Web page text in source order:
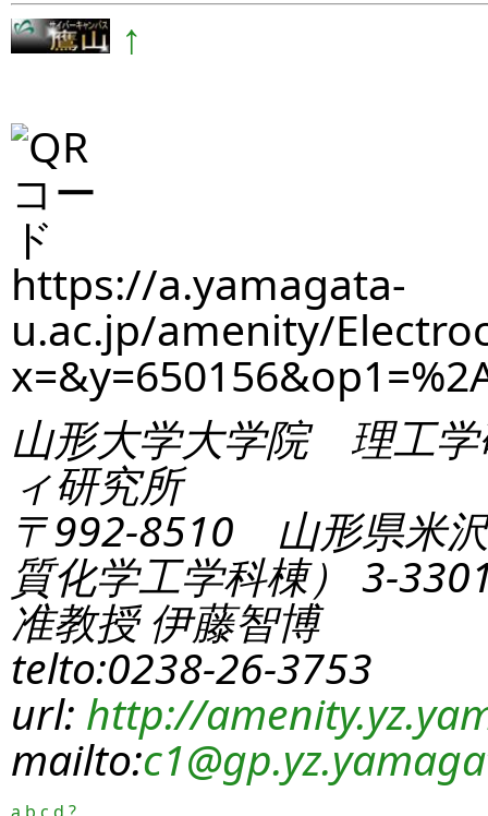
↑
https://a.yamagata-
u.ac.jp/amenity/
山形大学大学院 理工学
ィ研究所
〒992-8510 山形県米
質化学工学科棟） 3-
准教授 伊藤智博
telto:0238-26-3753
url: http://
mailto:c1